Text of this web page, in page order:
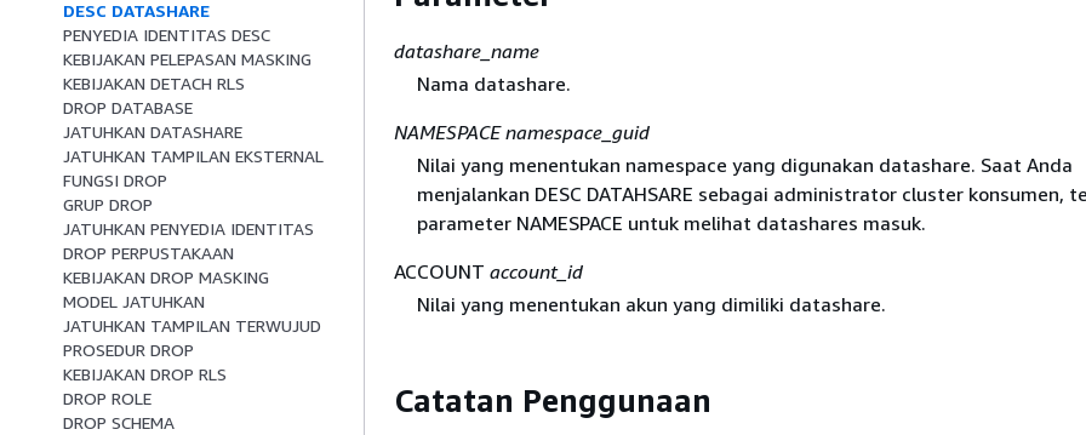
DESC DATASHARE
PENYEDIA IDENTITAS DESC
KEBIJAKAN PELEPASAN MASKING
KEBIJAKAN DETACH RLS
DROP DATABASE
JATUHKAN DATASHARE
JATUHKAN TAMPILAN EKSTERNAL
FUNGSI DROP
GRUP DROP
JATUHKAN PENYEDIA IDENTITAS
DROP PERPUSTAKAAN
KEBIJAKAN DROP MASKING
MODEL JATUHKAN
JATUHKAN TAMPILAN TERWUJUD
PROSEDUR DROP
KEBIJAKAN DROP RLS
DROP ROLE
DROP SCHEMA
datashare_name
Nama datashare.
NAMESPACE namespace_guid
Nilai yang menentukan namespace yang digunakan datashare. Saat Anda
menjalankan DESC DATAHSARE sebagai administrator cluster konsumen,
parameter NAMESPACE untuk melihat datashares masuk.
ACCOUNT account_id
Nilai yang menentukan akun yang dimiliki datashare.
Catatan Penggunaan